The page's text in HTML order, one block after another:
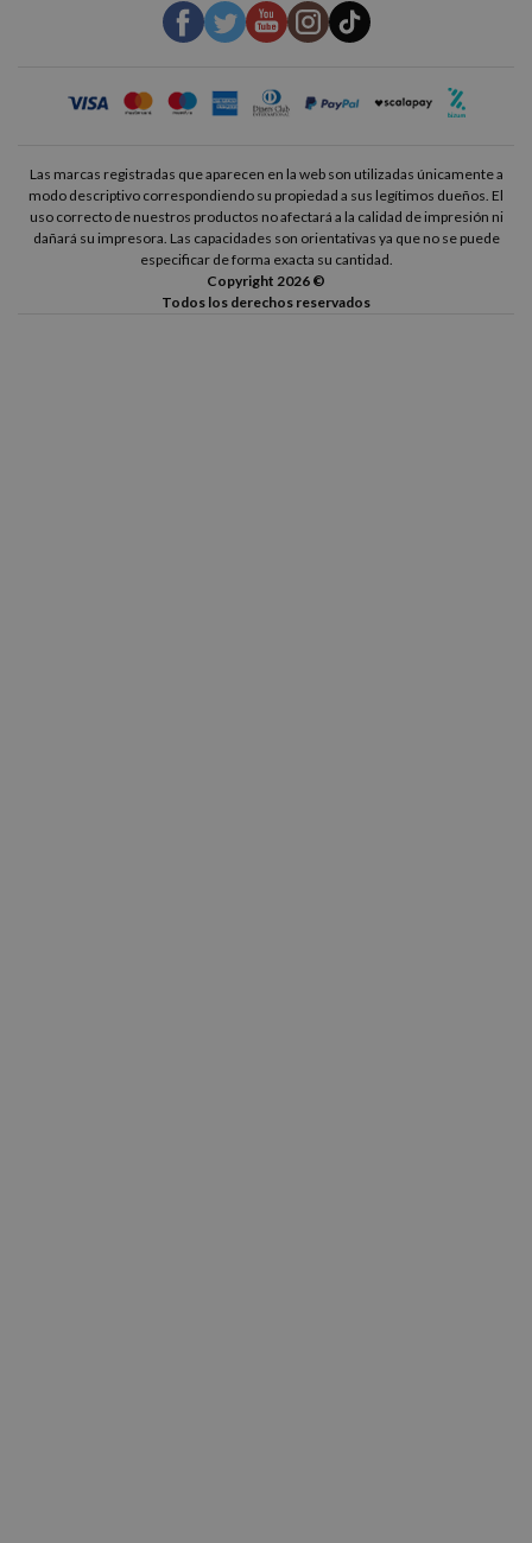
Las marcas registradas que aparecen en la web son utilizadas únicamente a
modo descriptivo correspondiendo su propiedad a sus legítimos dueños. El
uso correcto de nuestros productos no afectará a la calidad de impresión ni
dañará su impresora. Las capacidades son orientativas ya que no se puede
especificar de forma exacta su cantidad.
Copyright 2026 ©
Todos los derechos reservados